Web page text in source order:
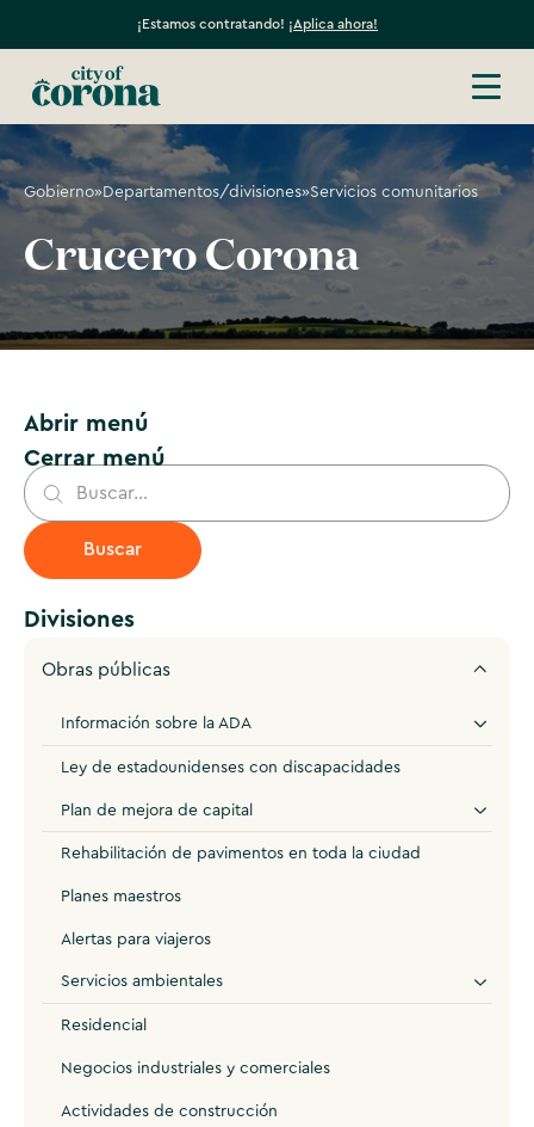
¡Estamos contratando! ¡Aplica ahora!
Gobierno»Departamentos/divisiones»Servicios comunitarios
Crucero Corona
Abrir menú
Cerrar menú
Divisiones
Obras públicas
Información sobre la ADA
Ley de estadounidenses con discapacidades
Plan de mejora de capital
Rehabilitación de pavimentos en toda la ciudad
Planes maestros
Alertas para viajeros
Servicios ambientales
Residencial
Negocios industriales y comerciales
Actividades de construcción